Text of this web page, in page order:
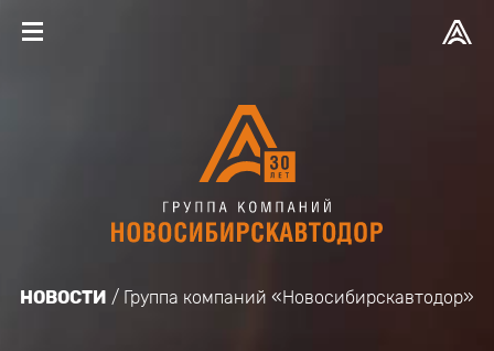
НОВОСТИ Группа компаний «Новосибирскавтодор»